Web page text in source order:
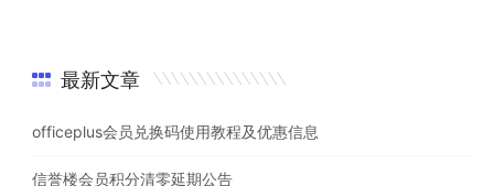
最新文章
officeplus会员兑换码使用教程及优惠信息
信誉楼会员积分清零延期公告